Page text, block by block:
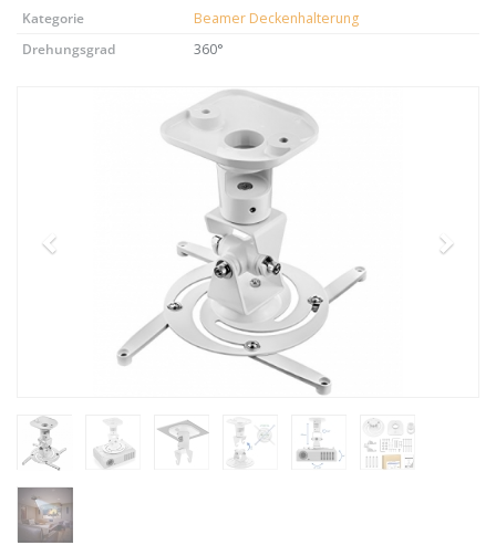
Kategorie
Beamer Deckenhalterung
Drehungsgrad
360°